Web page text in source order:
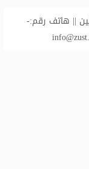
|| هاتف رقم:-